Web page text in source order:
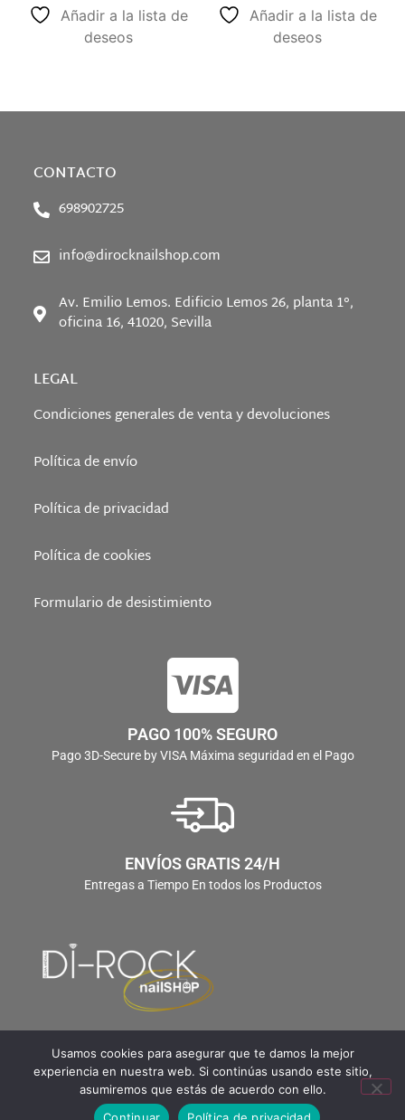
Añadir a la lista de
deseos
Añadir a la lista de
deseos
CONTACTO
698902725
info@dirocknailshop.com
Av. Emilio Lemos. Edificio Lemos 26, planta 1°,
oficina 16, 41020, Sevilla
LEGAL
Condiciones generales de venta y devoluciones
Política de envío
Política de privacidad
Política de cookies
Formulario de desistimiento
PAGO 100% SEGURO
Pago 3D-Secure by VISA Máxima seguridad en el Pago
ENVÍOS GRATIS 24/H
Entregas a Tiempo En todos los Productos
Usamos cookies para asegurar que te damos la mejor
experiencia en nuestra web. Si continúas usando este sitio,
asumiremos que estás de acuerdo con ello.
Continuar
Política de privacidad